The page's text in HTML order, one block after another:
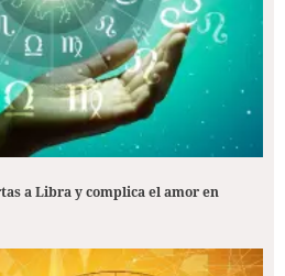
a Libra y complica el amor en